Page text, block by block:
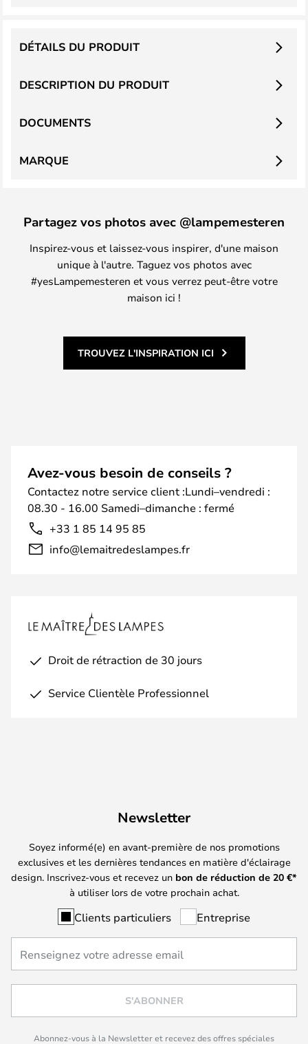
DESCRIPTION DU PRODUIT
DÉTAILS DU PRODUIT
DOCUMENTS
MARQUE
Partagez vos photos avec @lampemesteren
Inspirez-vous et laissez-vous inspirer, d'une maison
unique à l'autre. Taguez vos photos avec
#yesLampemesteren et vous verrez peut-être votre
maison ici !
TROUVEZ L'INSPIRATION ICI
Avez-vous besoin de conseils ?
Contactez notre service client :Lundi–vendredi :
08.30 - 16.00 Samedi–dimanche : fermé
+33 1 85 14 95 85
info@lemaitredeslampes.fr
Droit de rétraction de 30 jours
Service Clientèle Professionnel
Newsletter
Soyez informé(e) en avant-première de nos promotions
exclusives et les dernières tendances en matière d'éclairage
design. Inscrivez-vous et recevez un bon de réduction de 20 €*
à utiliser lors de votre prochain achat.
Clients particuliers Entreprise
S'ABONNER
Abonnez-vous à la Newsletter et recevez des offres spéciales